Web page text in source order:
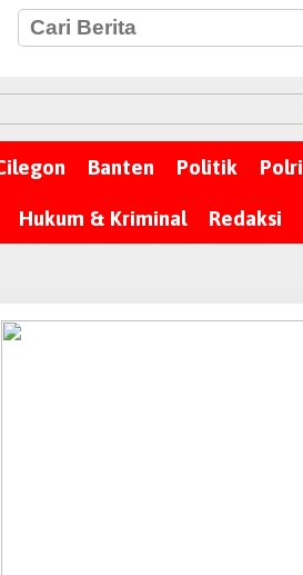
Banten Politik Polri
Hukum & Kriminal Redaksi